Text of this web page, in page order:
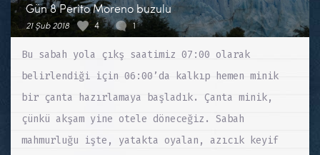
Gün 8 Perito Moreno buzulu
21 Şub 2018 4 1
Bu sabah yola çıkş saatimiz 07:00 olarak
belirlendiği için 06:00’da kalkıp hemen minik
bir çanta hazırlamaya başladık. Çanta minik,
çünkü akşam yine otele döneceğiz. Sabah
mahmurluğu işte, yatakta oyalan, azıcık keyif